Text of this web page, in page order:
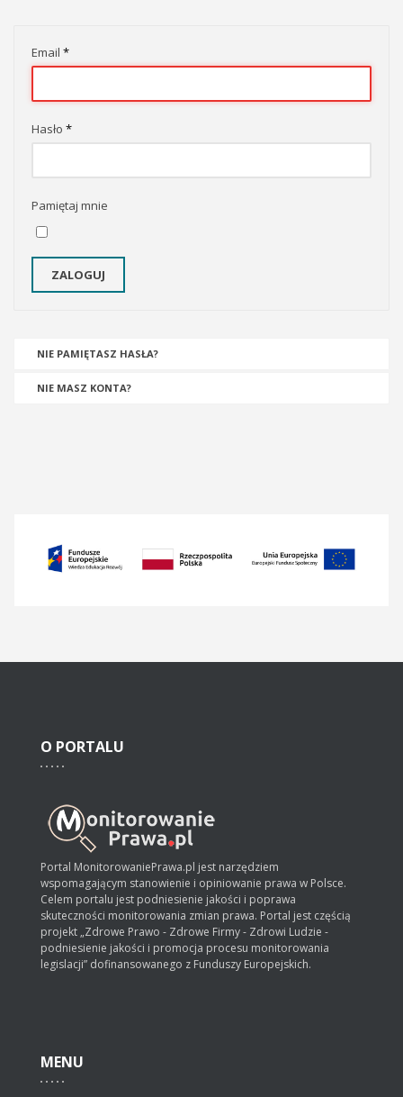
Email *
Hasło *
Pamiętaj mnie
ZALOGUJ
NIE PAMIĘTASZ HASŁA?
NIE MASZ KONTA?
O PORTALU
Portal MonitorowaniePrawa.pl jest narzędziem
wspomagającym stanowienie i opiniowanie prawa w Polsce.
Celem portalu jest podniesienie jakości i poprawa
skuteczności monitorowania zmian prawa. Portal jest częścią
projekt „Zdrowe Prawo - Zdrowe Firmy - Zdrowi Ludzie -
podniesienie jakości i promocja procesu monitorowania
legislacji” dofinansowanego z Funduszy Europejskich.
MENU